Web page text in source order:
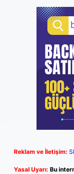
Reklam ve İletişim:
Yasal Uyarı: Bu